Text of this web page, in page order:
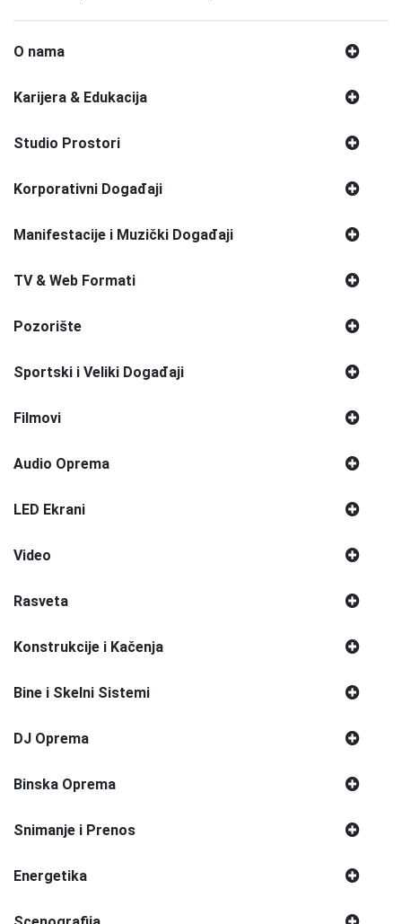
O nama
Karijera & Edukacija
Studio Prostori
Korporativni Događaji
Manifestacije i Muzički Događaji
TV & Web Formati
Pozorište
Sportski i Veliki Događaji
Filmovi
Audio Oprema
LED Ekrani
Video
Rasveta
Konstrukcije i Kačenja
Bine i Skelni Sistemi
DJ Oprema
Binska Oprema
Snimanje i Prenos
Energetika